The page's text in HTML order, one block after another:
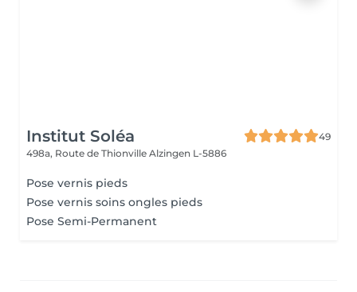
Institut Soléa
49
498a, Route de Thionville Alzingen L-5886
Pose vernis pieds
Pose vernis soins ongles pieds
Pose Semi-Permanent